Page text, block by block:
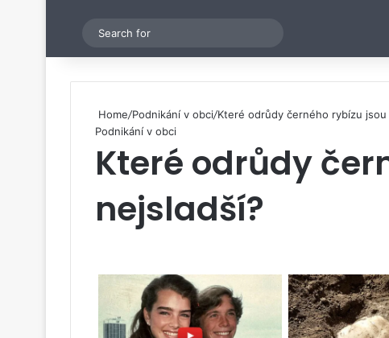
Switch skin
for
Home/Podnikání v obci/Které odrůdy černého rybízu jsou
Podnikání v obci
Které odrůdy
nejsladší?